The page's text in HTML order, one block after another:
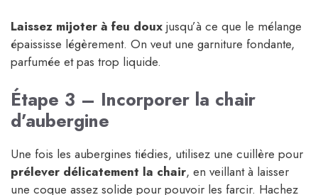
Laissez mijoter à feu doux jusqu’à ce que le mélange
épaississe légèrement. On veut une garniture fondante,
parfumée et pas trop liquide.
Étape 3 – Incorporer la chair
d’aubergine
Une fois les aubergines tiédies, utilisez une cuillère pour
prélever délicatement la chair, en veillant à laisser
une coque assez solide pour pouvoir les farcir. Hachez